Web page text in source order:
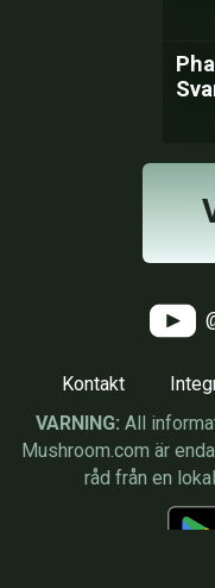
Kontakt
VARNING: All
Mushroom.com är
råd från en